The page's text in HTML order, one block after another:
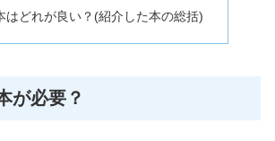
はどれが良い？(紹介した本の総括)
が必要？